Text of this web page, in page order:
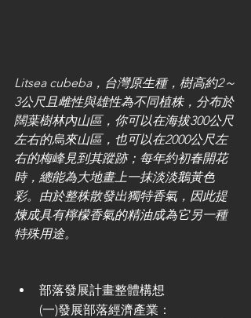
Litsea cubeba，台灣原生種，樹高約2～
3公尺且雌性與雄性為不同植株，分布於
闊葉樹林內山區，你可以在海拔300公尺
左右的烏來山區，也可以在2000公尺左
右的梅峰見到其蹤跡；每年約初春開花
時，總能為大地畫上一抹淡淡鵝黃色
彩。由於整株散發出獨特香氣，因此提
煉成具有檸檬香氣的精油成為它另一種
特殊用途。
部落發展計畫整體構想
(一)發展部落經濟產業：